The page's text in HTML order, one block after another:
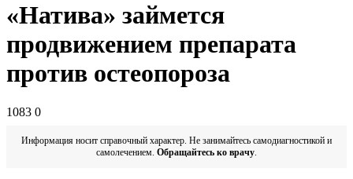
«Натива» займется
продвижением препарата
против остеопороза
1083 0
Информация носит справочный характер. Не занимайтесь самодиагностикой и
самолечением. Обращайтесь ко врачу.